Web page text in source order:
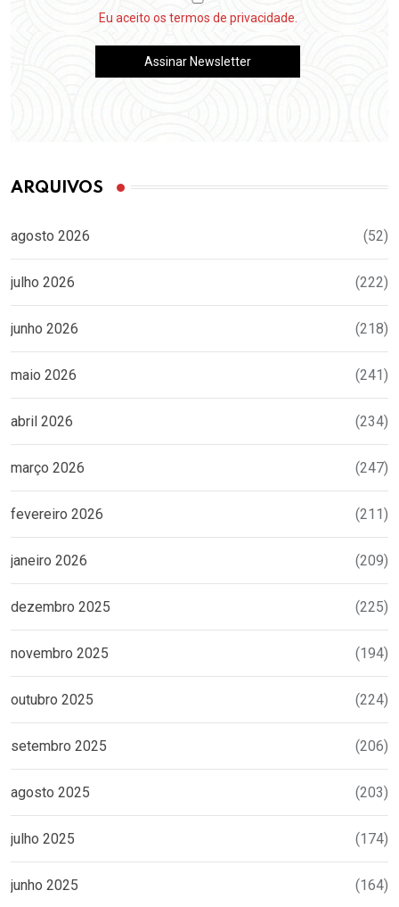
Eu aceito os termos de privacidade.
ARQUIVOS
agosto 2026 (52)
julho 2026 (222)
junho 2026 (218)
maio 2026 (241)
abril 2026 (234)
março 2026 (247)
fevereiro 2026 (211)
janeiro 2026 (209)
dezembro 2025 (225)
novembro 2025 (194)
outubro 2025 (224)
setembro 2025 (206)
agosto 2025 (203)
julho 2025 (174)
junho 2025 (164)